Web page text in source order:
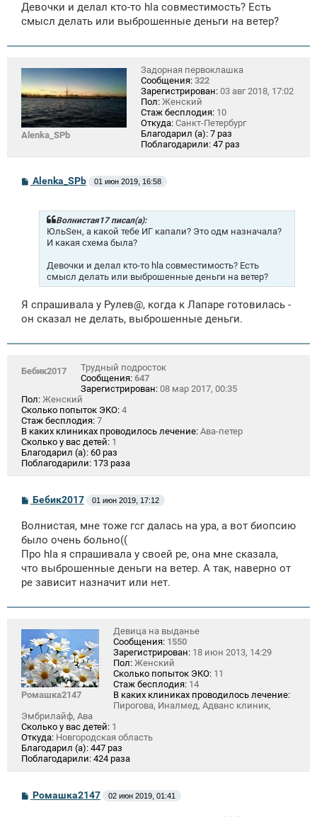
и
Девочки и делал кто-то hla совместимость? Есть
смысл делать или выброшенные деньги на ветер?
Alenka_SPb
Задорная первоклашка
Сообщения: 322
Зарегистрирован: 03 авг 2018, 17:02
Пол: Женский
Стаж бесплодия: 10
Откуда: Санкт-Петербург
Благодарил (а): 7 раз
Поблагодарили: 47 раз
С
Alenka_SPb 01 июн 2019, 16:58
Волнистая17 писал(а):
ЮльSен, а какой тебе ИГ капали? Это одм назначала?
И какая схема была?
Девочки и делал кто-то hla совместимость? Есть
смысл делать или выброшенные деньги на ветер?
Я спрашивала у Рулев@, когда к Лапаре готовилась -
он сказал не делать, выброшенные деньги.
Бебик2017
Трудный подросток
Сообщения: 647
Зарегистрирован: 08 мар 2017, 00:35
Пол: Женский
Сколько попыток ЭКО: 4
Стаж бесплодия: 7
В каких клиниках проводилось лечение: Ава-петер
Сколько у вас детей: 1
Благодарил (а): 60 раз
Поблагодарили: 173 раза
С
о
б
щ
н
и
Бебик2017 01 июн 2019, 17:12
Волнистая, мне тоже гсг далась на ура, а вот биопсию
было очень больно((
Про hla я спрашивала у своей ре, она мне сказала,
что выброшенные деньги на ветер. А так, наверно от
ре зависит назначит или нет.
Ромашка2147
Девица на выданье
Сообщения: 1550
Зарегистрирован: 18 июн 2013, 14:29
Пол: Женский
Сколько попыток ЭКО: 11
Стаж бесплодия: 14
В каких клиниках проводилось лечение:
Пирогова, Иналмед, Адванс клиник,
Эмбрилайф, Ава
Сколько у вас детей: 1
Откуда: Новгородская область
Благодарил (а): 447 раз
Поблагодарили: 424 раза
С
о
Ромашка2147 02 июн 2019, 01:41